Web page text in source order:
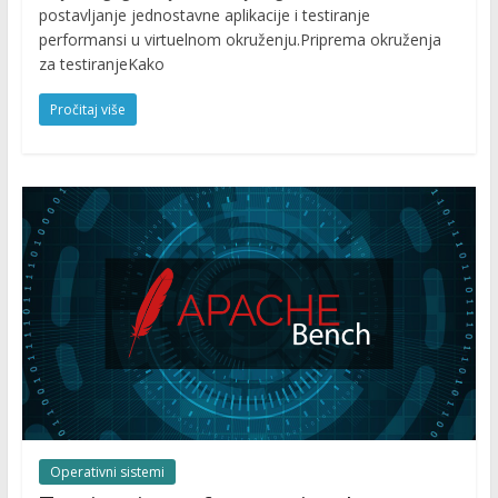
postavljanje jednostavne aplikacije i testiranje
performansi u virtuelnom okruženju.Priprema okruženja
za testiranjeKako
Pročitaj više
Operativni sistemi